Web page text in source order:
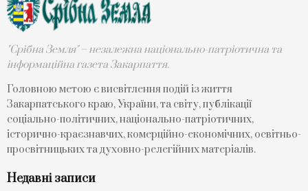
"Срібна Земля" – незалежна національно-патріотична та
інформаційна газета Закарпаття.
Головною метою є висвітлення подій із життя
Закарпатського краю, України, та світу, публікації
соціально-політичних, національно-патріотичних,
історично-краєзнавчих, комерційно-економічних, освітньо-
просвітницьких та духовно-релегійних матеріалів.
Недавні записи